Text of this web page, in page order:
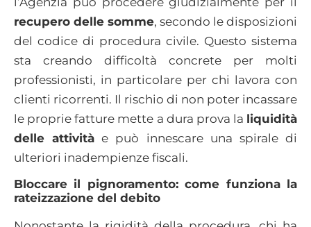
recupero delle somme, secondo le disposizioni
del codice di procedura civile. Questo sistema
sta creando difficoltà concrete per molti
professionisti, in particolare per chi lavora con
clienti ricorrenti. Il rischio di non poter incassare
le proprie fatture mette a dura prova la liquidità
delle attività e può innescare una spirale di
ulteriori inadempienze fiscali.
Bloccare il pignoramento: come funziona la
rateizzazione del debito